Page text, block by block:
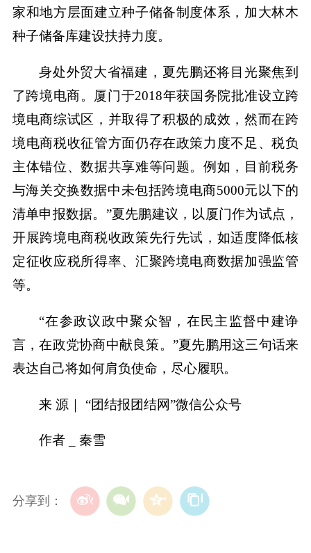
家和地方层面建立种子储备制度体系，加大林木
种子储备库建设扶持力度。
身处外贸大省福建，夏先鹏还将目光聚焦到
了跨境电商。厦门于2018年获国务院批准设立跨
境电商综试区，并取得了积极的成效，然而在跨
境电商税收征管方面仍存在政策力度不足、税负
主体错位、数据共享难等问题。例如，目前税务
与海关交换数据中未包括跨境电商5000元以下的
清单申报数据。”夏先鹏建议，以厦门作为试点，
开展跨境电商税收政策先行先试，如适度降低核
定征收应税所得率、汇聚跨境电商数据加强监管
等。
“在参政议政中聚众智，在民主监督中建诤
言，在政党协商中献良策。”夏先鹏用这三句话来
表达自己将如何肩负使命，尽心履职。
来 源｜ “团结报团结网”微信公众号
作者 _ 秦雪
分享到：